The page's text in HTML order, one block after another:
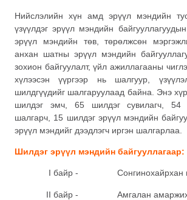
Нийслэлийн хүн амд эрүүл мэндийн
үзүүлдэг эрүүл мэндийн
эрүүл мэндийн төв, төрөлжсөн
анхан шатны эрүүл мэндийн
зохион байгуулалт, үйл ажиллагааны
хүлээсэн үүргээр нь шалгуур,
шилдгүүдийг шалгаруулаад байна. Энэ
шилдэг эмч, 65 шилдэг сувилагч, 54
шалгарч, 15 шилдэг эрүүл мэндийн
эрүүл мэндийг дээдлэгч иргэн шалгарлаа.
Шилдэг эрүүл мэндийн байгууллагаар:
I байр - Сонгинохайрхан
II байр - Амгалан амаржих